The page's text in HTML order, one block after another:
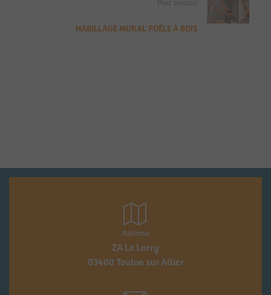
HABILLAGE MURAL POÊLE À BOIS
Adresse
ZA Le Larry
03400 Toulon sur Allier